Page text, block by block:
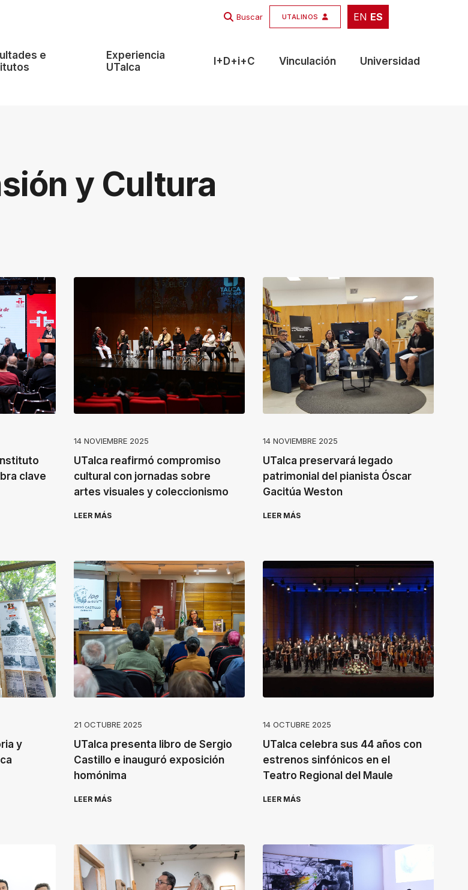
EN ES
Buscar UTALINOS EN ES
e
Experiencia
UTalca
I+D+i+C Vinculación Universidad
y Cultura
clave
14 NOVIEMBRE 2025
UTalca reafirmó compromiso
cultural con jornadas sobre
artes visuales y coleccionismo
LEER MÁS
14 NOVIEMBRE 2025
UTalca preservará legado
patrimonial del pianista Óscar
Gacitúa Weston
LEER MÁS
y
21 OCTUBRE 2025
UTalca presenta libro de Sergio
Castillo e inauguró exposición
homónima
LEER MÁS
14 OCTUBRE 2025
UTalca celebra sus 44 años con
estrenos sinfónicos en el
Teatro Regional del Maule
LEER MÁS